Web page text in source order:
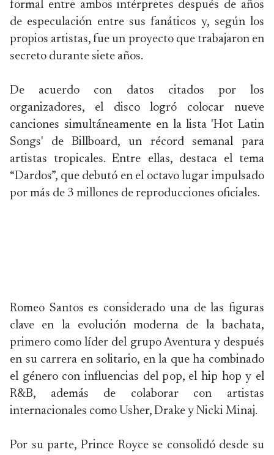
formal entre ambos intérpretes después de años
de especulación entre sus fanáticos y, según los
propios artistas, fue un proyecto que trabajaron en
secreto durante siete años.
De acuerdo con datos citados por los
organizadores, el disco logró colocar nueve
canciones simultáneamente en la lista 'Hot Latin
Songs' de Billboard, un récord semanal para
artistas tropicales. Entre ellas, destaca el tema
“Dardos”, que debutó en el octavo lugar impulsado
por más de 3 millones de reproducciones oficiales.
Romeo Santos es considerado una de las figuras
clave en la evolución moderna de la bachata,
primero como líder del grupo Aventura y después
en su carrera en solitario, en la que ha combinado
el género con influencias del pop, el hip hop y el
R&B, además de colaborar con artistas
internacionales como Usher, Drake y Nicki Minaj.
Por su parte, Prince Royce se consolidó desde su